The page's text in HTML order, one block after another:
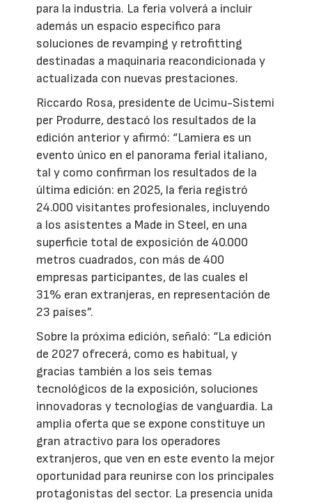
para la industria. La feria volverá a incluir
además un espacio específico para
soluciones de revamping y retrofitting
destinadas a maquinaria reacondicionada y
actualizada con nuevas prestaciones.
Riccardo Rosa, presidente de Ucimu-Sistemi
per Produrre, destacó los resultados de la
edición anterior y afirmó: “Lamiera es un
evento único en el panorama ferial italiano,
tal y como confirman los resultados de la
última edición: en 2025, la feria registró
24.000 visitantes profesionales, incluyendo
a los asistentes a Made in Steel, en una
superficie total de exposición de 40.000
metros cuadrados, con más de 400
empresas participantes, de las cuales el
31% eran extranjeras, en representación de
23 países”.
Sobre la próxima edición, señaló: “La edición
de 2027 ofrecerá, como es habitual, y
gracias también a los seis temas
tecnológicos de la exposición, soluciones
innovadoras y tecnologías de vanguardia. La
amplia oferta que se expone constituye un
gran atractivo para los operadores
extranjeros, que ven en este evento la mejor
oportunidad para reunirse con los principales
protagonistas del sector. La presencia unida